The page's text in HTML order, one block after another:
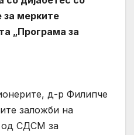
за мерките
„Програма за
д-р Филипче
заложби на
од СДСМ за